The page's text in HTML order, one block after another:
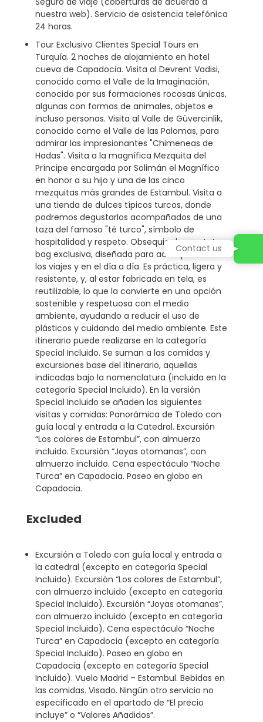
nuestra web). Servicio de asistencia telefónica
24 horas.
Tour Exclusivo Clientes Special Tours en
Turquía. 2 noches de alojamiento en hotel
cueva de Capadocia. Visita al Devrent Vadisi,
conocido como el Valle de la Imaginación,
conocido por sus formaciones rocosas únicas,
algunas con formas de animales, objetos e
incluso personas. Visita al Valle de Güvercinlik,
conocido como el Valle de las Palomas, para
admirar las impresionantes "Chimeneas de
Hadas". Visita a la magnífica Mezquita del
Príncipe encargada por Solimán el Magnífico
en honor a su hijo y una de las cinco
mezquitas más grandes de Estambul. Visita a
una tienda de dulces típicos turcos, donde
podremos degustarlos acompañados de una
taza del famoso "té turco", símbolo de
hospitalidad y respeto. Obsequio de una tote
bag exclusiva, diseñada para acompañar en
los viajes y en el día a día. Es práctica, ligera y
resistente, y, al estar fabricada en tela, es
reutilizable, lo que la convierte en una opción
sostenible y respetuosa con el medio
ambiente, ayudando a reducir el uso de
plásticos y cuidando del medio ambiente. Este
itinerario puede realizarse en la categoría
Special Incluido. Se suman a las comidas y
excursiones base del itinerario, aquellas
indicadas bajo la nomenclatura (incluida en la
categoría Special Incluido). En la versión
Special Incluido se añaden las siguientes
visitas y comidas: Panorámica de Toledo con
guía local y entrada a la Catedral. Excursión
“Los colores de Estambul”, con almuerzo
incluido. Excursión “Joyas otomanas”, con
almuerzo incluido. Cena espectáculo “Noche
Turca” en Capadocia. Paseo en globo en
Capadocia.
Excluded
Excursión a Toledo con guía local y entrada a
la catedral (excepto en categoría Special
Incluido). Excursión “Los colores de Estambul”,
con almuerzo incluido (excepto en categoría
Special Incluido). Excursión “Joyas otomanas”,
con almuerzo incluido (excepto en categoría
Special Incluido). Cena espectáculo “Noche
Turca” en Capadocia (excepto en categoría
Special Incluido). Paseo en globo en
Capadocia (excepto en categoría Special
Incluido). Vuelo Madrid – Estambul. Bebidas en
las comidas. Visado. Ningún otro servicio no
especificado en el apartado de “El precio
incluye” o “Valores Añadidos”.
Contact us